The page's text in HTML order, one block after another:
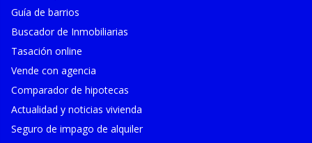
Guía de barrios
Buscador de Inmobiliarias
Tasación online
Vende con agencia
Comparador de hipotecas
Actualidad y noticias vivienda
Seguro de impago de alquiler